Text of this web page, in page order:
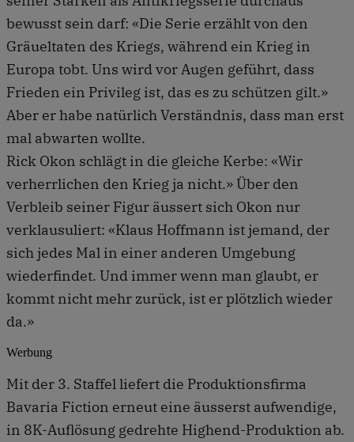
bewusst sein darf: «Die Serie erzählt von den
Gräueltaten des Kriegs, während ein Krieg in
Europa tobt. Uns wird vor Augen geführt, dass
Frieden ein Privileg ist, das es zu schützen gilt.»
Aber er habe natürlich Verständnis, dass man erst
mal abwarten wollte.
Rick Okon schlägt in die gleiche Kerbe: «Wir
verherrlichen den Krieg ja nicht.» Über den
Verbleib seiner Figur äussert sich Okon nur
verklausuliert: «Klaus Hoffmann ist jemand, der
sich jedes Mal in einer anderen Umgebung
wiederfindet. Und immer wenn man glaubt, er
kommt nicht mehr zurück, ist er plötzlich wieder
da.»
Werbung
Mit der 3. Staffel liefert die Produktionsfirma
Bavaria Fiction erneut eine äusserst aufwendige,
in 8K-Auflösung gedrehte Highend-Produktion ab.